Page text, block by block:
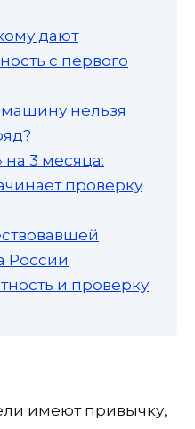
дают
с первого
нельзя
на 3 месяца:
проверку
России
и проверку
имеют привычку,